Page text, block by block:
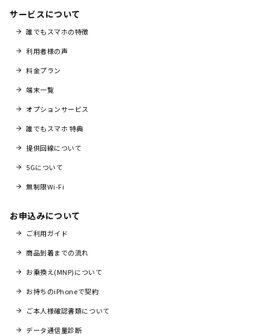
サービスについて
誰でもスマホの特徴
利用者様の声
料金プラン
端末一覧
オプションサービス
誰でもスマホ 特典
提供回線について
5Gについて
無制限Wi-Fi
お申込みについて
ご利用ガイド
商品到着までの流れ
お乗換え(MNP)について
お持ちのiPhoneで契約
ご本人様確認書類について
データ通信量診断